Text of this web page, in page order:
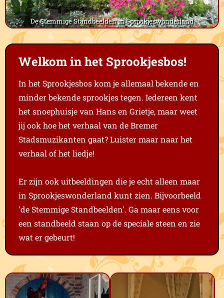
De Stemmige Standbeelden in Sprookjeswonderland
Welkom in het Sprookjesbos!
In het Sprookjesbos kom je allemaal bekende en
minder bekende sprookjes tegen. Iedereen kent
het snoephuisje van Hans en Grietje, maar weet
jij ook hoe het verhaal van de Bremer
Stadsmuzikanten gaat? Luister maar naar het
verhaal of het liedje!
Er zijn ook uitbeeldingen die je echt alleen maar
in Sprookjeswonderland kunt zien. Bijvoorbeeld
'de Stemmige Standbeelden'. Ga maar eens voor
een standbeeld staan op de speciale steen en zie
wat er gebeurt!